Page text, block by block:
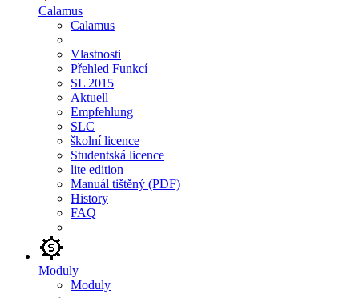
Calamus
Calamus
Vlastnosti
Přehled Funkcí
SL 2015
Aktuell
Empfehlung
SLC
školní licence
Studentská licence
lite edition
Manuál tištěný (PDF)
History
FAQ
Moduly
Moduly